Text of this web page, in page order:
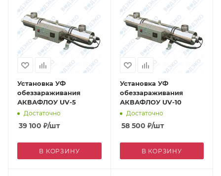
Установка УФ
обеззараживания
АКВАФЛОУ UV-5
Достаточно
39 100 ₽/шт
В КОРЗИНУ
Установка УФ
обеззараживания
АКВАФЛОУ UV-10
Достаточно
58 500 ₽/шт
В КОРЗИНУ